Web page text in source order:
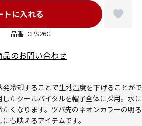
品番 CPS26G
品のお問い合わせ
冷却することで生地温度を下げることがで
たクールバイタルを帽子全体に採用。水に
くなります。ツバ先のネオンカラーの明る
も映えるアイテムです。